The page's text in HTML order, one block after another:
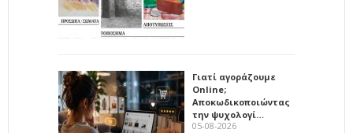
Γιατί αγοράζουμε
Online;
Αποκωδικοποιώντας
την ψυχολογί…
05-08-2026